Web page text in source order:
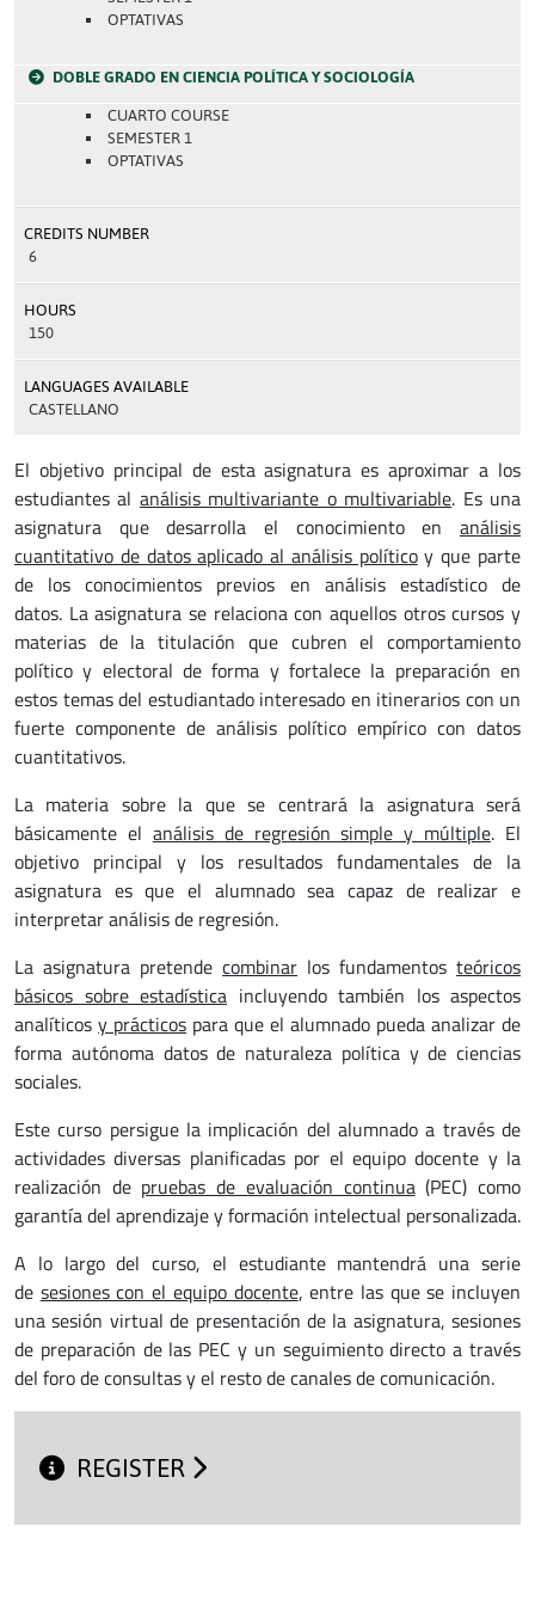
OPTATIVAS
DOBLE GRADO EN CIENCIA POLÍTICA Y SOCIOLOGÍA
CUARTO COURSE
SEMESTER 1
OPTATIVAS
CREDITS NUMBER
6
HOURS
150
LANGUAGES AVAILABLE
CASTELLANO
El objetivo principal de esta asignatura es aproximar a los
estudiantes al análisis multivariante o multivariable. Es una
asignatura que desarrolla el conocimiento en análisis
cuantitativo de datos aplicado al análisis políticoy que parte
de los conocimientos previos en análisis estadístico de
datos. La asignatura se relaciona con aquellos otros cursos y
materias de la titulación que cubren el comportamiento
político y electoral de forma y fortalece la preparación en
estos temas del estudiantado interesado en itinerarios con un
fuerte componente de análisis político empírico con datos
cuantitativos.
La materia sobre la que se centrará la asignatura será
básicamente el análisis de regresión simple y múltiple. El
objetivo principal y los resultados fundamentales de la
asignatura es que el alumnado sea capaz de realizar e
interpretar análisis de regresión.
La asignatura pretende combinar los fundamentos teóricos
básicos sobre estadística incluyendo también los aspectos
analíticos y prácticos para que el alumnado pueda analizar de
forma autónoma datos de naturaleza política y de ciencias
sociales.
Este curso persigue la implicación del alumnado a través de
actividades diversas planificadas por el equipo docente y la
realización de pruebas de evaluación continua(PEC) como
garantía del aprendizaje y formación intelectual personalizada.
A lo largo del curso, el estudiante mantendrá una serie
de sesiones con el equipo docente, entre las que se incluyen
una sesión virtual de presentación de la asignatura, sesiones
de preparación de las PEC y un seguimiento directo a través
del foro de consultas y el resto de canales de comunicación.
REGISTER